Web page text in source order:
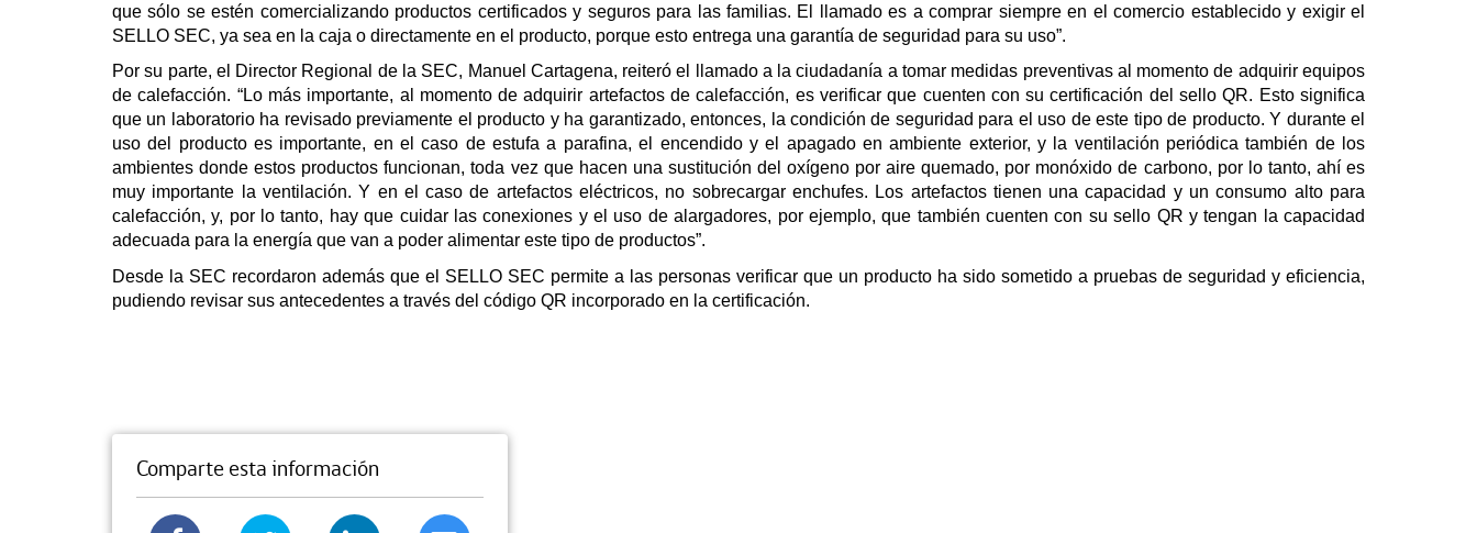
que sólo se estén comercializando productos certificados y seguros para las familias. El llamado es a comprar siempre en el comercio establecido y exigir el
SELLO SEC, ya sea en la caja o directamente en el producto, porque esto entrega una garantía de seguridad para su uso”.
Por su parte, el Director Regional de la SEC, Manuel Cartagena, reiteró el llamado a la ciudadanía a tomar medidas preventivas al momento de adquirir equipos
de calefacción. “Lo más importante, al momento de adquirir artefactos de calefacción, es verificar que cuenten con su certificación del sello QR. Esto significa
que un laboratorio ha revisado previamente el producto y ha garantizado, entonces, la condición de seguridad para el uso de este tipo de producto. Y durante el
uso del producto es importante, en el caso de estufa a parafina, el encendido y el apagado en ambiente exterior, y la ventilación periódica también de los
ambientes donde estos productos funcionan, toda vez que hacen una sustitución del oxígeno por aire quemado, por monóxido de carbono, por lo tanto, ahí es
muy importante la ventilación. Y en el caso de artefactos eléctricos, no sobrecargar enchufes. Los artefactos tienen una capacidad y un consumo alto para
calefacción, y, por lo tanto, hay que cuidar las conexiones y el uso de alargadores, por ejemplo, que también cuenten con su sello QR y tengan la capacidad
adecuada para la energía que van a poder alimentar este tipo de productos”.
Desde la SEC recordaron además que el SELLO SEC permite a las personas verificar que un producto ha sido sometido a pruebas de seguridad y eficiencia,
pudiendo revisar sus antecedentes a través del código QR incorporado en la certificación.
Comparte esta información